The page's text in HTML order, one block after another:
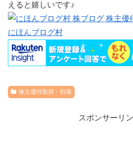
えると嬉しいです♪
にほんブログ村
株主優待取得・到着
スポンサーリ